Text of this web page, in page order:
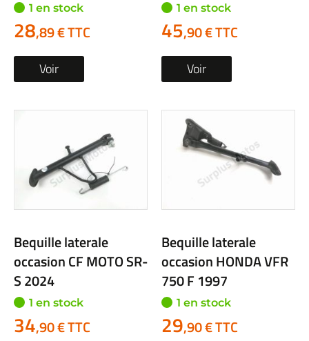
1 en stock
28,89 € TTC
Voir
1 en stock
45,90 € TTC
Voir
Bequille laterale
occasion CF MOTO SR-
S 2024
1 en stock
34,90 € TTC
Bequille laterale
occasion HONDA VFR
750 F 1997
1 en stock
29,90 € TTC